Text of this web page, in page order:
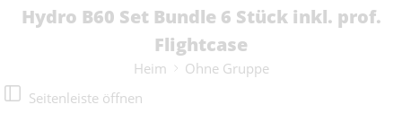
Hydro B60 Set Bundle 6 Stück inkl. prof.
Flightcase
Heim
Ohne Gruppe
Seitenleiste öffnen